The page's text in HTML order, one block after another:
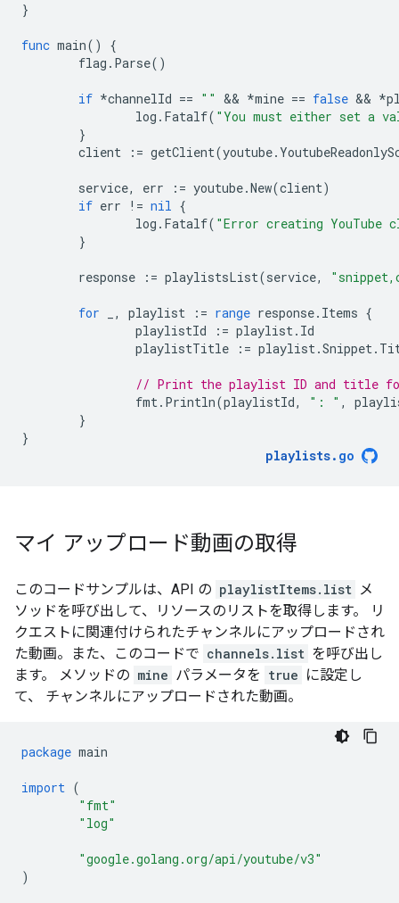
}
func main()
{
flag . Parse()
if *channelId == "" && *mine == false && *
log . Fatalf( "You must either set a
}
client
:= getClient(youtube.
service, err := youtube.New(client)
if err != nil {
log . Fatalf( "Error creating YouTube
}
response := playlistsList(service,
for , playlist := range response. Items {
playlistId
:= playlist. Id
playlistTitle
:= playlist.Snippet.
// Print the playlist ID and title
fmt. Println(playlistId, ": " ,
}
}
playlists. go
マイ アップロード動画の取得
このコードサンプルは、API の playlistItems.list メ
ソッドを呼び出して、リソースのリストを取得します。 リ
クエストに関連付けられたチャンネルにアップロードされ
た動画。また、このコードで channels.list を呼び出し
ます。 メソッドの mine パラメータを true に設定し
て、 チャンネルにアップロードされた動画。
package main
import (
"fmt"
"log"
"google.golang.org/api/youtube/v3"
)